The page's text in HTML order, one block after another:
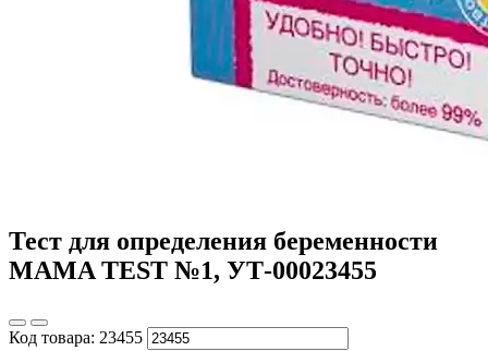
Тест для определения беременности
MAMA TEST №1, УТ-00023455
Код товара: 23455